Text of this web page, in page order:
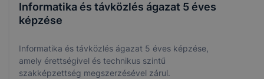
Informatika és távközlés ágazat 5 éves
képzése
Informatika és távközlés ágazat 5 éves képzése,
amely érettségivel és technikus szintű
szakképzettség megszerzésével zárul.